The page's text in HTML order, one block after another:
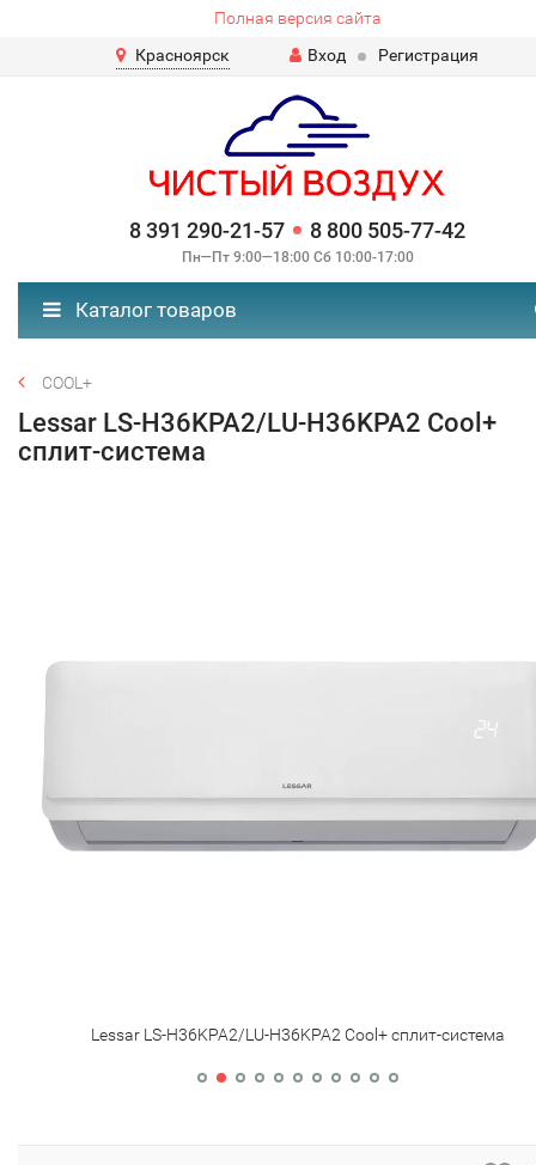
Полная версия сайта
Красноярск
Вход Регистрация
8 391 290-21-57 8 800 505-77-42
Пн—Пт 9:00—18:00 Сб 10:00-17:00
Каталог товаров
COOL+
Lessar LS-H36KPA2/LU-H36KPA2 Cool+
сплит-система
Lessar LS-H36KPA2/LU-H36KPA2 Cool+ сплит-система